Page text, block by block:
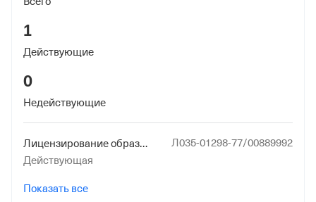
Московской обл.
Регистрационный номер ФссРФ
1087309090
Дата регистрации
15 апреля 2016
Отделение Фонда Пенсионного и Социального
Страхования Российской Федерации по гор. Москве и
Московской обл.
1
Действующие
0
Недействующие
Лицензирование образовательной деятельности (за исключением указанной деятельности, осуществляемой частными образовательными организациями на территории инновационного центра "Сколково")
Л035-01298-77/00889992
Действующая
Показать все